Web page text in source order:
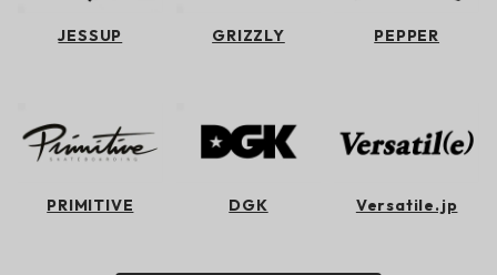
JESSUP GRIZZLY PEPPER
PRIMITIVE DGK Versatile.jp